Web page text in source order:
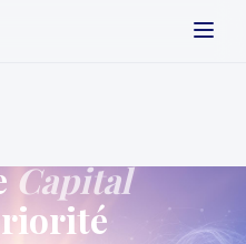
Capital